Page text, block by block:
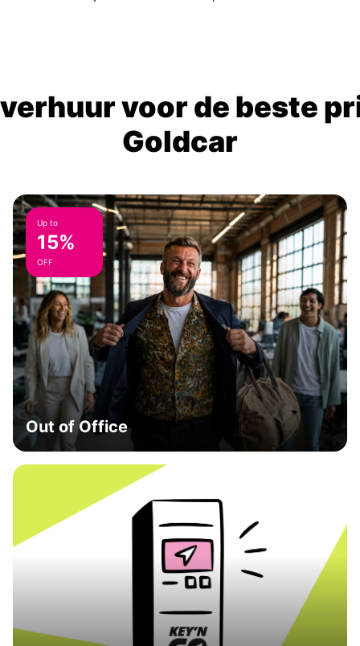
voor de beste
Goldcar
Up to
15%
OFF
Out of Office